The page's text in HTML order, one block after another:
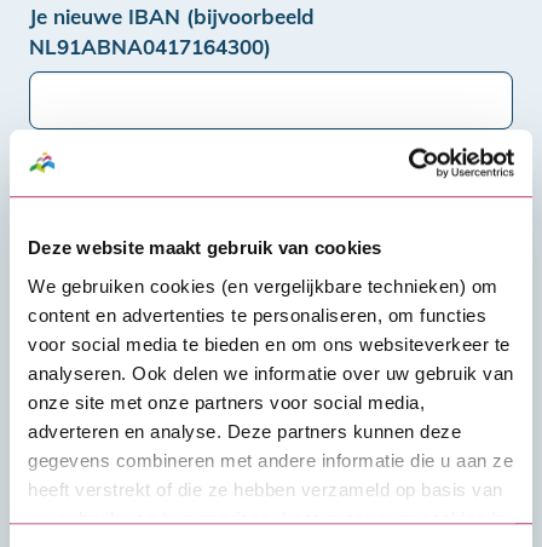
Deze website maakt gebruik van cookies
We gebruiken cookies (en vergelijkbare technieken) om
content en advertenties te personaliseren, om functies
voor social media te bieden en om ons websiteverkeer te
analyseren. Ook delen we informatie over uw gebruik van
onze site met onze partners voor social media,
adverteren en analyse. Deze partners kunnen deze
gegevens combineren met andere informatie die u aan ze
heeft verstrekt of die ze hebben verzameld op basis van
uw gebruik van hun services. Lees meer over cookies in
Je nieuwe IBAN (bijvoorbeeld
NL91ABNA0417164300)
Tenaamstelling nieuwe IBAN
Postcode
Huisnummer